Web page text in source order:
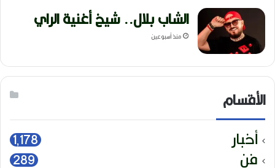
الشاب بلال.. شيخ أغنية الراي
منذ أسبوعين
الأقسام
أخبار 1٬178
فن 289